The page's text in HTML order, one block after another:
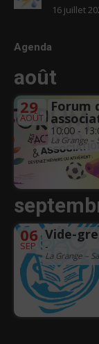
16 juillet
Agenda
août
29
AOÛT
Forum
10:00 -
La Grange
06
SEP
Vide-
-
La Grange –